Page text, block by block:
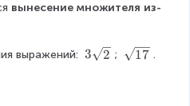
вынесение множителя из-
выражений: 3
3 2 ; \ 17 .